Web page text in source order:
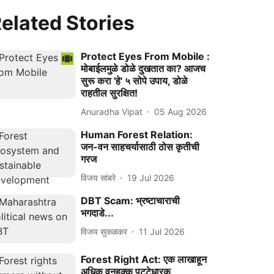
Stories
Protect Eyes From Mobile :
मोबाईलमुळे डोळे दुखतात का? आजच
सुरू करा 'हे' ५ सोपे उपाय, डोळे
राहतील सुरक्षित!
Anuradha Vipat 05 Aug 2026
Human Forest Relation:
जन-वन साहचर्यासाठी ठोस कृतीची
गरज
विजय सांबरे 19 Jul 2026
DBT Scam: भ्रष्टाचाराची
भगदाडे...
विजय सुकळकर 11 Jul 2026
Forest Right Act: एक लाखाहून